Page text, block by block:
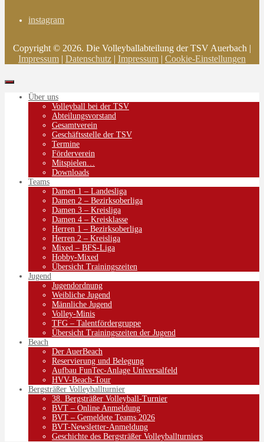
instagram
Copyright © 2026. Die Volleyballabteilung der TSV Auerbach |
Impressum | Datenschutz | Impressum | Cookie-Einstellungen
Über uns
Volleyball bei der TSV
Abteilungsvorstand
Gesamtverein
Geschäftsstelle der TSV
Termine
Förderverein
Mitspielen…
Downloads
Teams
Damen 1 – Landesliga
Damen 2 – Bezirksoberliga
Damen 3 – Kreisliga
Damen 4 – Kreisklasse
Herren 1 – Bezirksoberliga
Herren 2 – Kreisliga
Mixed – BFS-Liga
Hobby-Mixed
Übersicht Trainingszeiten
Jugend
Jugendordnung
Weibliche Jugend
Männliche Jugend
Volley-Minis
TFG – Talentfördergruppe
Übersicht Trainingszeiten der Jugend
Beach
Der AuerBeach
Reservierung und Belegung
Aufbau FunTec-Anlage Universalfeld
HVV-Beach-Tour
Bergsträßer Volleyballturnier
38. Bergsträßer Volleyball-Turnier
BVT – Online Anmeldung
BVT – Gemeldete Teams 2026
BVT-Newsletter-Anmeldung
Geschichte des Bergsträßer Volleyballturniers